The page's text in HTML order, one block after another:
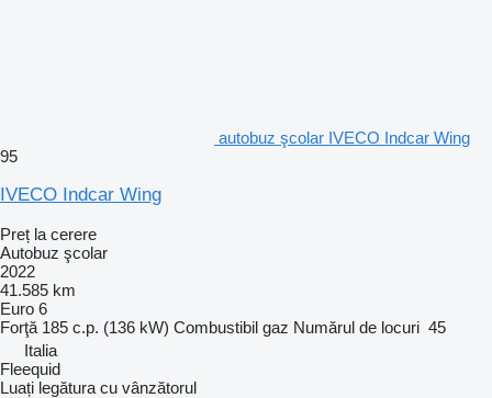
autobuz şcolar IVECO Indcar Wing
95
IVECO Indcar Wing
Preț la cerere
Autobuz şcolar
2022
41.585 km
Euro 6
Forţă 185 c.p. (136 kW) Combustibil gaz Numărul de locuri 45
Italia
Fleequid
Luați legătura cu vânzătorul